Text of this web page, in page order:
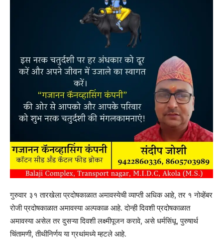
गुरुवार ३१ तारखेला प्रदोषकाळात अमावस्येची व्याप्ती अधिक आहे, तर १ नोव्हेंबर
रोजी प्रदोषकाळात अमावस्या अल्पकाळ आहे. दोन्ही दिवशी प्रदोषकाळात
अमावस्या असेल तर दुसऱ्या दिवशी लक्ष्मीपूजन करावे, असे धर्मसिंधू, पुरुषार्थ
चिंतामणी, तीथीनिर्णय या ग्रथांमध्ये म्हटले आहे.